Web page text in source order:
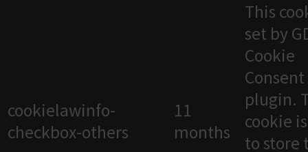
cookielawinfo-
checkbox-others
11
months
This
set by
Cookie
Consent
plugin.
cookie
to store